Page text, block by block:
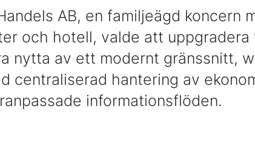
AB, en familjeägd koncern
och hotell, valde att uppgradera
nytta av ett modernt gränssnitt,
centraliserad hantering av
informationsflöden.